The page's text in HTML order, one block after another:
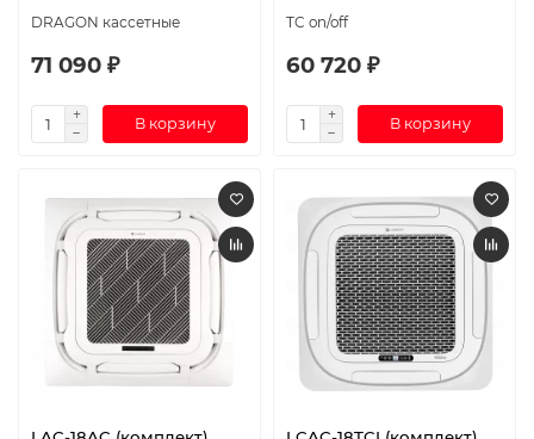
DRAGON кассетные
71 090 ₽
В корзину
TC on/off
60 720 ₽
В корзину